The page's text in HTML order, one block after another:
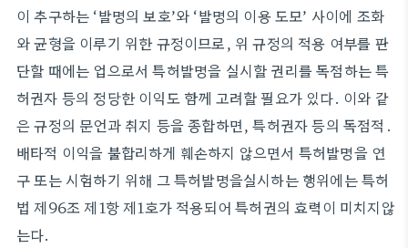
이 추구하는 ‘발명의 보호’와 ‘발명의 이용 도모’ 사이에 조화
와 균형을 이루기 위한 규정이므로, 위 규정의 적용 여부를 판
단할 때에는 업으로서 특허발명을 실시할 권리를 독점하는 특
허권자 등의 정당한 이익도 함께 고려할 필요가 있다. 이와 같
은 규정의 문언과 취지 등을 종합하면, 특허권자 등의 독점적․
배타적 이익을 불합리하게 훼손하지 않으면서 특허발명을 연
구 또는 시험하기 위해 그 특허발명을실시하는 행위에는 특허
법 제96조 제1항 제1호가 적용되어 특허권의 효력이 미치지않
는다.